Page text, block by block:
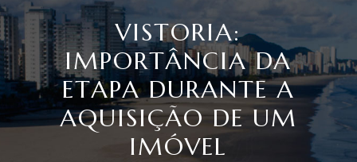
VISTORIA:
IMPORTÂNCIA DA
ETAPA DURANTE A
AQUISIÇÃO DE UM
IMÓVEL